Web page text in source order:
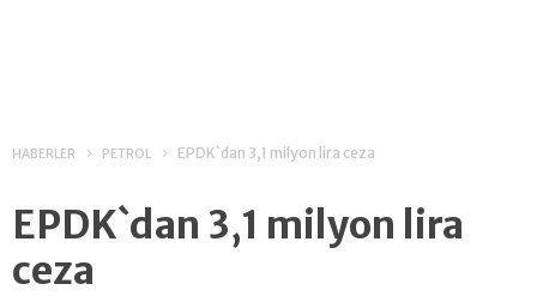
HABERLER PETROL EPDK`dan 3,1 milyon lira ceza
EPDK`dan 3,1 milyon lira
ceza